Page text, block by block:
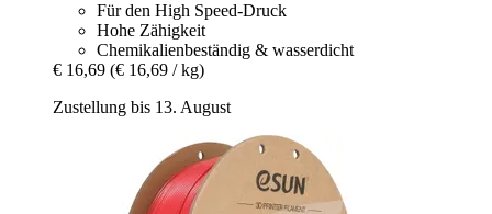
Für den High Speed-Druck
Hohe Zähigkeit
Chemikalienbeständig & wasserdicht
€ 16,69 (€ 16,69 / kg)
Zustellung bis 13. August